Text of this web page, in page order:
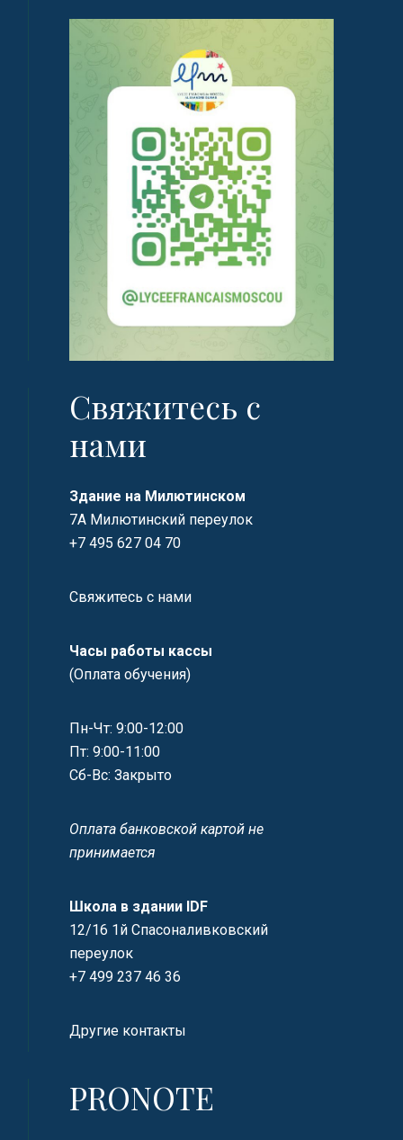
Свяжитесь с
нами
Здание на Милютинском
7А Милютинский переулок
+7 495 627 04 70
Свяжитесь с нами
Часы работы кассы
(Оплата обучения)
Пн-Чт: 9:00-12:00
Пт: 9:00-11:00
Сб-Вс: Закрыто
Оплата банковской картой не
принимается
Школа в здании IDF
12/16 1й Спасоналивковский
переулок
+7 499 237 46 36
Другие контакты
PRONOTE